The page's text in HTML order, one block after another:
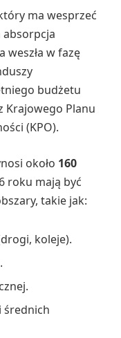
ma wesprzeć
weszła w fazę
budżetu
Krajowego Planu
(KPO).
około 160
roku mają być
takie jak:
koleje).
średnich